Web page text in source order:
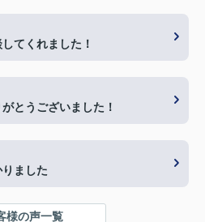
てくれました！
とうございました！
ました
様の声一覧